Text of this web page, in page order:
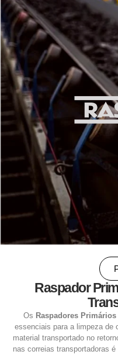
Raspador
Os Raspadores
essenciais para a limpeza de
material transportado no
nas correias transportadoras